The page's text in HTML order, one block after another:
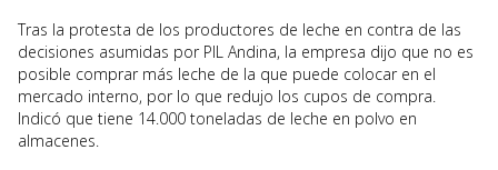
Tras la protesta de los productores de leche en contra de las
decisiones asumidas por PIL Andina, la empresa dijo que no es
posible comprar más leche de la que puede colocar en el
mercado interno, por lo que redujo los cupos de compra.
Indicó que tiene 14.000 toneladas de leche en polvo en
almacenes.